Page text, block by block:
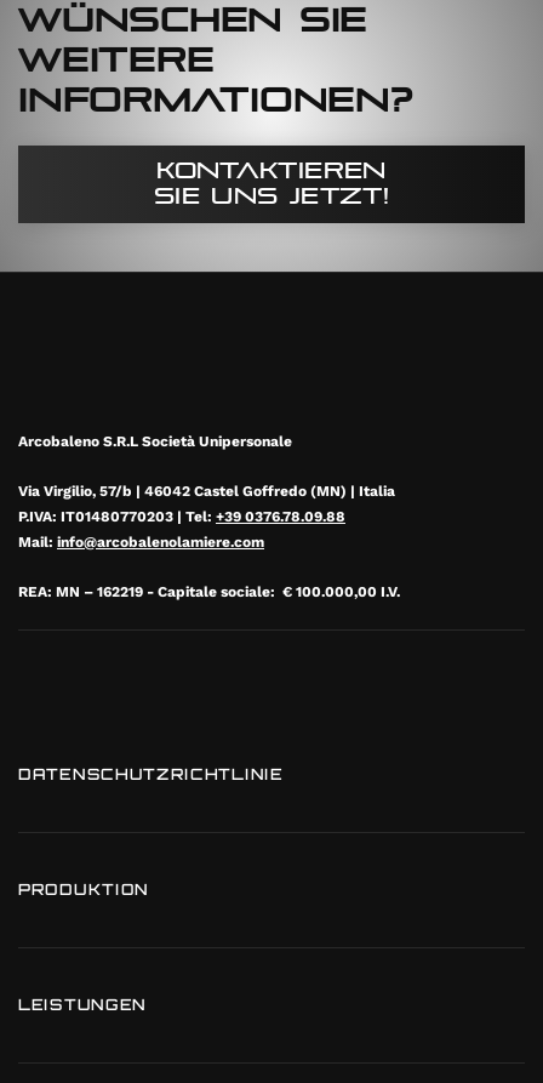
Wünschen Sie
weitere
Informationen?
Kontaktieren
Sie uns jetzt!
Arcobaleno S.R.L Società Unipersonale
Via Virgilio, 57/b | 46042 Castel Goffredo (MN) | Italia
P.IVA: IT01480770203 | Tel: +39 0376.78.09.88
Mail: info@arcobalenolamiere.com
REA: MN – 162219 - Capitale sociale: € 100.000,00 I.V.
DATENSCHUTZRICHTLINIE
PRODUKTION
LEISTUNGEN